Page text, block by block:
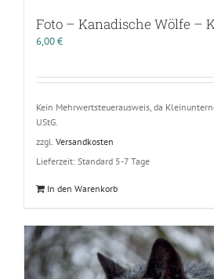
Foto – Kanadische Wölfe –
6,00€
Kein Mehrwertsteuerausweis, da
UStG.
zzgl. Versandkosten
Lieferzeit: Standard 5-7 Tage
In den Warenkorb